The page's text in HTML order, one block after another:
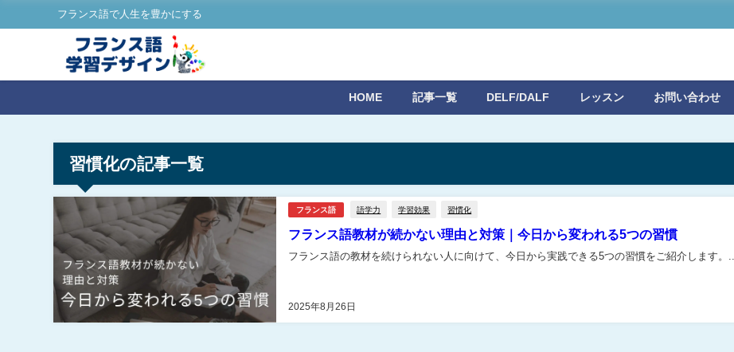
フランス語で人生を豊かにする
HOME 記事一覧 DELF/DALF レッスン お問い合わせ
習慣化の記事一覧
フランス語 語学力 学習効果 習慣化
フランス語教材が続かない理由と対策｜今日から変われる5つの習慣
2025年8月26日
フランス語の教材を続けられない人に向けて、今日から実践できる5つの習慣をご紹介します。...